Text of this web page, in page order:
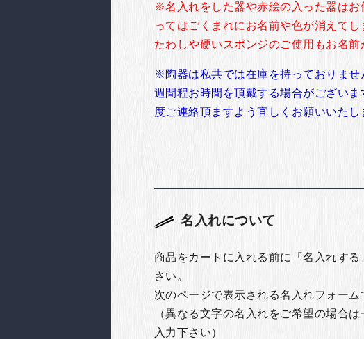
※名入れをした器や赤絵の入った器はお
ってはごくまれにお名前や色が消えてし
たわしや硬いスポンジのご使用もお名前
※陶器は私共では在庫を持っておりませ
週間程お時間を頂戴する場合がござい
度ご連絡頂ますよう宜しくお願いいたし
名入れについて
商品をカートに入れる前に「名入れす
さい。
次のページで表示される名入れフォーム
（異なる文字の名入れをご希望の場合
入力下さい）